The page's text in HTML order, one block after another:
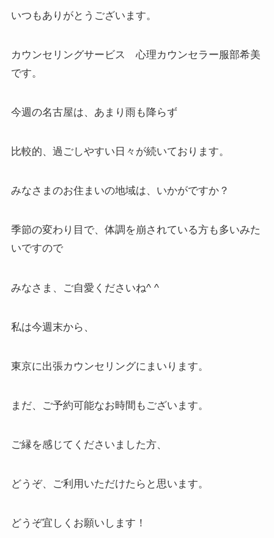
いつもありがとうございます。
カウンセリングサービス 心理カウンセラー服部希美
です。
今週の名古屋は、あまり雨も降らず
比較的、過ごしやすい日々が続いております。
みなさまのお住まいの地域は、いかがですか？
季節の変わり目で、体調を崩されている方も多いみた
いですので
みなさま、ご自愛くださいね^ ^
私は今週末から、
東京に出張カウンセリングにまいります。
まだ、ご予約可能なお時間もございます。
ご縁を感じてくださいました方、
どうぞ、ご利用いただけたらと思います。
どうぞ宜しくお願いします！